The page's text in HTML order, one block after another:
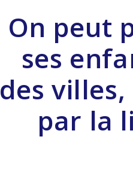
On peut
ses
des
par la